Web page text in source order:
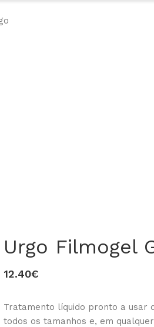
Urgo Filmogel
12.40€
Tratamento líquido pronto a usar
todos os tamanhos e, em